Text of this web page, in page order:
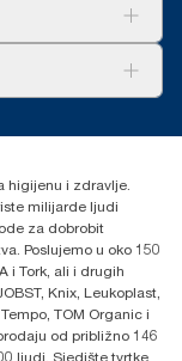
higijenu i zdravlje.
milijarde ljudi
za dobrobit
Poslujemo u oko 150
i Tork, ali i drugih
Knix, Leukoplast,
TOM Organic i
od približno 146
ljudi. Sjedište tvrtke